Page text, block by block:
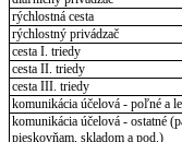
rýchlostná cesta
rýchlostný privádzač
cesta I. triedy
cesta II. triedy
cesta III. triedy
komunikácia účelová - poľné a
komunikácia účelová - ostatné
pieskovňam, skladom a pod.)